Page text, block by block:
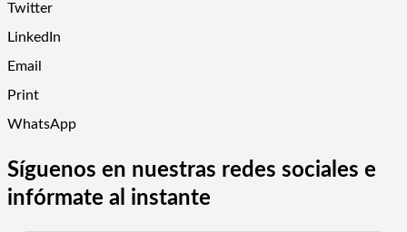
Twitter
LinkedIn
Email
Print
WhatsApp
Síguenos en nuestras redes sociales e
infórmate al instante